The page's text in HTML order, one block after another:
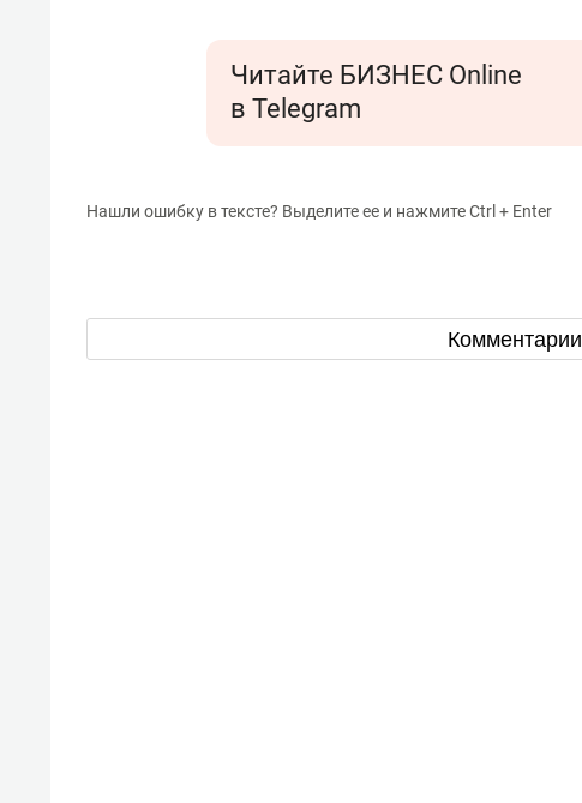
Читайте БИЗНЕС Online
в Telegram
Нашли ошибку в тексте? Выделите ее и нажмите Ctrl + Enter
Комментарии